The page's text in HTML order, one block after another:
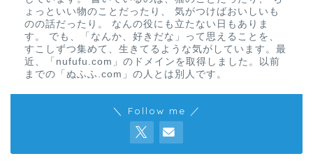
ょっといい物のことだったり、 気がつけばおいしいも
のの話だったり。 なんの役にも立たない日もありま
す。 でも、「なんか、好きだな」って思えることを、
すこしずつ集めて、生きてるような気がしています。最
近、「nufufu.com」のドメインを取得しました。以前
までの「ぬふふ.com」の人とは別人です。
＼ Follow me ／